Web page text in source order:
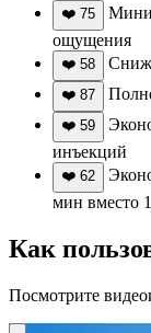
❤️ 75
ощущения
❤️ 58
❤️ 87
❤️ 59
инъекций
❤️ 62
мин вместо
Как
Посмотрите